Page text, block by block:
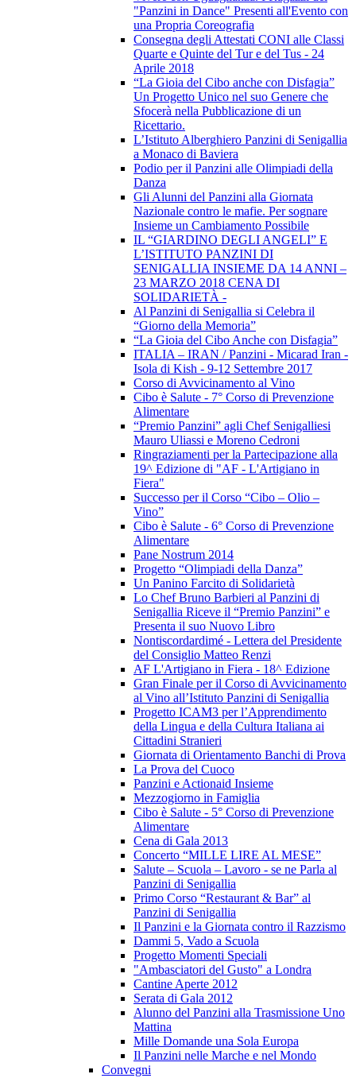
"Panzini in Dance" Presenti all'Evento con
una Propria Coreografia
Consegna degli Attestati CONI alle Classi
Quarte e Quinte del Tur e del Tus - 24
Aprile 2018
“La Gioia del Cibo anche con Disfagia”
Un Progetto Unico nel suo Genere che
Sfocerà nella Pubblicazione di un
Ricettario.
L’Istituto Alberghiero Panzini di Senigallia
a Monaco di Baviera
Podio per il Panzini alle Olimpiadi della
Danza
Gli Alunni del Panzini alla Giornata
Nazionale contro le mafie. Per sognare
Insieme un Cambiamento Possibile
IL “GIARDINO DEGLI ANGELI” E
L’ISTITUTO PANZINI DI
SENIGALLIA INSIEME DA 14 ANNI –
23 MARZO 2018 CENA DI
SOLIDARIETÀ -
Al Panzini di Senigallia si Celebra il
“Giorno della Memoria”
“La Gioia del Cibo Anche con Disfagia”
ITALIA – IRAN / Panzini - Micarad Iran -
Isola di Kish - 9-12 Settembre 2017
Corso di Avvicinamento al Vino
Cibo è Salute - 7° Corso di Prevenzione
Alimentare
“Premio Panzini” agli Chef Senigalliesi
Mauro Uliassi e Moreno Cedroni
Ringraziamenti per la Partecipazione alla
19^ Edizione di "AF - L'Artigiano in
Fiera"
Successo per il Corso “Cibo – Olio –
Vino”
Cibo è Salute - 6° Corso di Prevenzione
Alimentare
Pane Nostrum 2014
Progetto “Olimpiadi della Danza”
Un Panino Farcito di Solidarietà
Lo Chef Bruno Barbieri al Panzini di
Senigallia Riceve il “Premio Panzini” e
Presenta il suo Nuovo Libro
Nontiscordardimé - Lettera del Presidente
del Consiglio Matteo Renzi
AF L'Artigiano in Fiera - 18^ Edizione
Gran Finale per il Corso di Avvicinamento
al Vino all’Istituto Panzini di Senigallia
Progetto ICAM3 per l’Apprendimento
della Lingua e della Cultura Italiana ai
Cittadini Stranieri
Giornata di Orientamento Banchi di Prova
La Prova del Cuoco
Panzini e Actionaid Insieme
Mezzogiorno in Famiglia
Cibo è Salute - 5° Corso di Prevenzione
Alimentare
Cena di Gala 2013
Concerto “MILLE LIRE AL MESE”
Salute – Scuola – Lavoro - se ne Parla al
Panzini di Senigallia
Primo Corso “Restaurant & Bar” al
Panzini di Senigallia
Il Panzini e la Giornata contro il Razzismo
Dammi 5, Vado a Scuola
Progetto Momenti Speciali
"Ambasciatori del Gusto" a Londra
Cantine Aperte 2012
Serata di Gala 2012
Alunno del Panzini alla Trasmissione Uno
Mattina
Mille Domande una Sola Europa
Il Panzini nelle Marche e nel Mondo
Convegni